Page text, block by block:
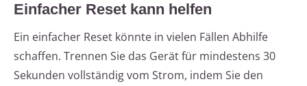
Einfacher Reset kann helfen
Ein einfacher Reset könnte in vielen Fällen Abhilfe
schaffen. Trennen Sie das Gerät für mindestens 30
Sekunden vollständig vom Strom, indem Sie den